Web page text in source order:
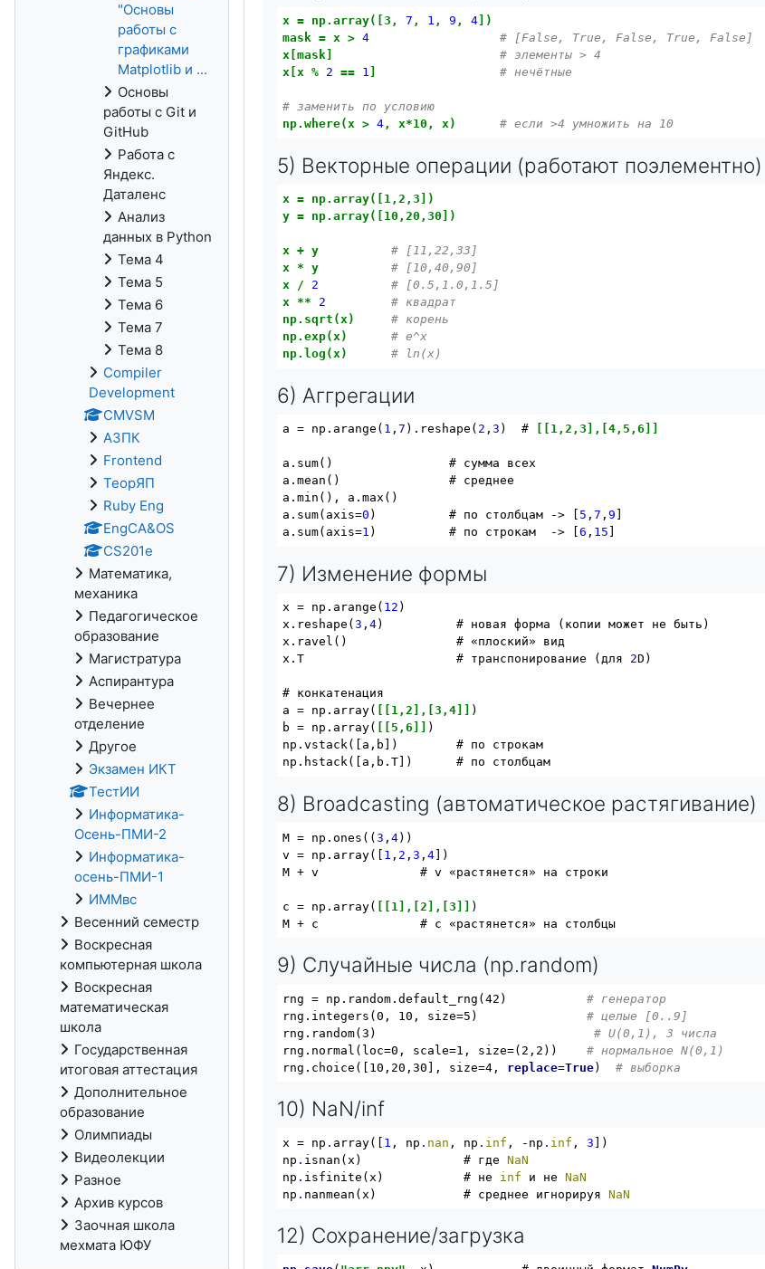
x = np.array([3, 7 , 1 , 9 , 4 ])
mask = x > 4
# [False, True, False, True, False]
x[mask]
# элементы > 4
x[x % 2 == 1 # нечётные
# заменить по условию
np.where(x > 4, x*10, x) # если >4 умножить на 10
5) Векторные операции (работают поэлементно)
x = np.array([1,2,3])
y = np.array([10,20,30])
x + y
# [11,22,33]
x * y
# [10,40,90]
x / 2
# [0.5,1.0,1.5]
x ** 2
# квадрат
np.sqrt(x)
# корень
np.exp(x)
# e^x
np.log(x)
# ln(x)
6) Аггрегации
a = np.arange( 1 ,7 ).reshape( 2 ,3 )  # [[1,2,3],[4,5,6]]
a.sum()                # сумма всех
a.mean()               # среднее
a.min (), a.max ()
a.sum(axis=0 )          # по столбцам -> [ 5 ,7 ,9
a.sum(axis=1 )          # по строкам  -> [6 , 15
7) Изменение формы
x = np.arange( 12 )
x.reshape(3 ,4)          # новая форма (копии может не быть)
x.ravel()               # «плоский» вид
x.T                     # транспонирование (для 2D)
# конкатенация
a = np.array(
[[1,2],[3,4]]
)
b = np.array(
[[5,6]]
)
np.vstack([a,b])        # по строкам
8) Broadcasting (автоматическое растягивание)
M = np.ones((3 ,4))
v = np.array([ 1 , 2 ,3 ,4])
M + v              # v «растянется» на строки
c = np.array( [[1],[2],[3]] )
9) Случайные числа (np.random)
rng = np.random.default_rng(42) # генератор
rng.integers(0, 10, size=5) # целые [0..9]
rng.random(3) # U(0,1), 3 числа
rng.normal(loc=0, scale=1, size=(2,2)) # нормальное N(0,1)
rng.choice([10,20,30], size=4, replace=True) # выборка
10) NaN/inf
x = np . array([ 1 , np . nan , np . inf , -np . inf , 3 ])
np . isnan(x)              # где NaN
np . isfinite(x)           # не inf и не NaN
np . nanmean(x)            # среднее игнорируя NaN
12) Сохранение/загрузка
"Основы
работы с
графиками
Matplotlib и ...
Основы
работы с Git и
GitHub
Работа с
Яндекс.
Даталенс
Анализ
данных в Python
Тема 4
Тема 5
Тема 6
Тема 7
Тема 8
Compiler
Development
CMVSM
АЗПК
Frontend
ТеорЯП
Ruby Eng
EngCA&OS
CS201e
Математика,
механика
Педагогическое
образование
Магистратура
Аспирантура
Вечернее
отделение
Другое
Экзамен ИКТ
ТестИИ
Информатика-
Осень-ПМИ-2
Информатика-
осень-ПМИ-1
ИММвс
Весенний семестр
Воскресная
компьютерная школа
Воскресная
математическая
школа
Государственная
итоговая аттестация
Дополнительное
образование
Олимпиады
Видеолекции
Разное
Архив курсов
Заочная школа
мехмата ЮФУ